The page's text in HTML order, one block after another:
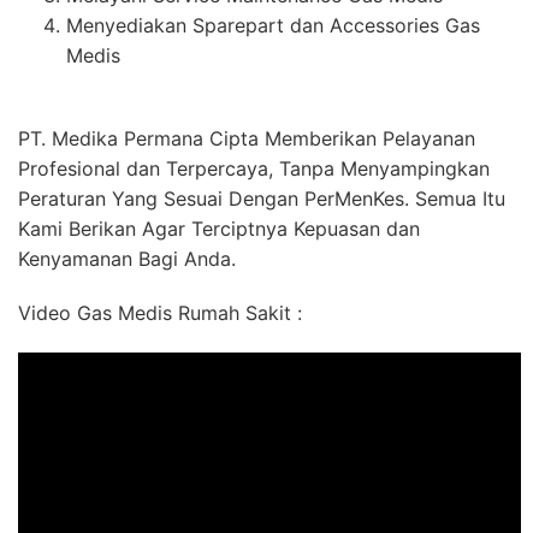
Menyediakan Sparepart dan Accessories Gas
Medis
PT. Medika Permana Cipta Memberikan Pelayanan
Profesional dan Terpercaya, Tanpa Menyampingkan
Peraturan Yang Sesuai Dengan PerMenKes. Semua Itu
Kami Berikan Agar Terciptnya Kepuasan dan
Kenyamanan Bagi Anda.
Video Gas Medis Rumah Sakit :